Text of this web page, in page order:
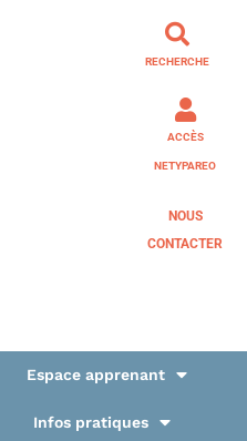
RECHERCHE
ACCÈS
NETYPAREO
NOUS
CONTACTER
Espace apprenant
Infos pratiques